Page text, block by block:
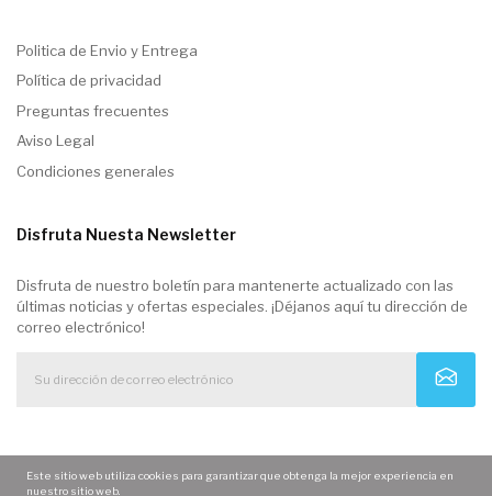
Politica de Envio y Entrega
Política de privacidad
Preguntas frecuentes
Aviso Legal
Condiciones generales
Disfruta Nuesta Newsletter
Disfruta de nuestro boletín para mantenerte actualizado con las
últimas noticias y ofertas especiales. ¡Déjanos aquí tu dirección de
correo electrónico!
Este sitio web utiliza cookies para garantizar que obtenga la mejor experiencia en
nuestro sitio web.